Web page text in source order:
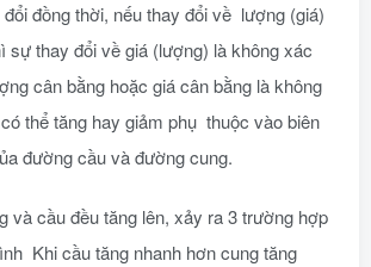
đồng thời, nếu thay đổi về lượng (giá)
sự thay đổi về giá (lượng) là không xác
cân bằng hoặc giá cân bằng là không
thể tăng hay giảm phụ thuộc vào biên
đường cầu và đường cung.
và cầu đều tăng lên, xảy ra 3 trường hợp
Khi cầu tăng nhanh hơn cung tăng